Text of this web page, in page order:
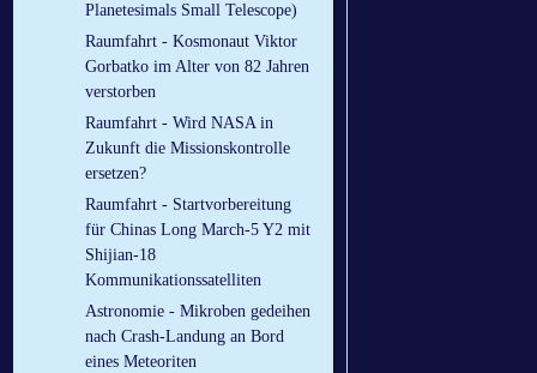
Planetesimals Small Telescope)
Raumfahrt - Kosmonaut Viktor
Gorbatko im Alter von 82 Jahren
verstorben
Raumfahrt - Wird NASA in
Zukunft die Missionskontrolle
ersetzen?
Raumfahrt - Startvorbereitung
für Chinas Long March-5 Y2 mit
Shijian-18
Kommunikationssatelliten
Astronomie - Mikroben gedeihen
nach Crash-Landung an Bord
eines Meteoriten